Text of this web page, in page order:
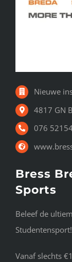
Nieuwe
4817 GN
076
Bress
Sports
Beleef de
Vanaf slechts